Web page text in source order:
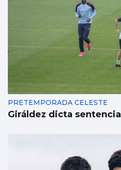
PRETEMPORADA CELESTE
Giráldez dicta sentencia